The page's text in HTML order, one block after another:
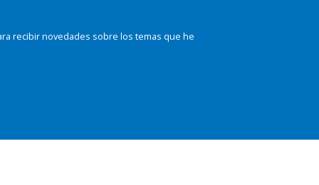
recibir novedades sobre los temas que he